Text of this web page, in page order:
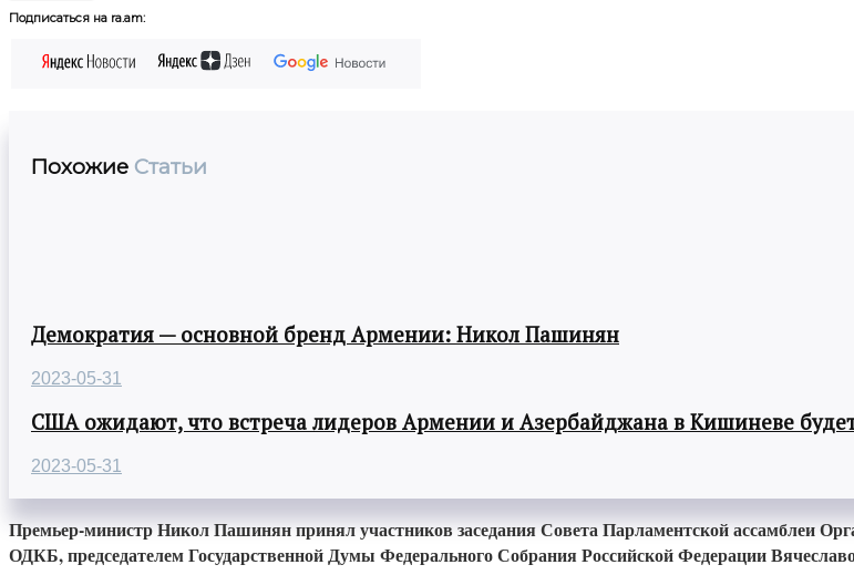
Подписаться на ra.am:
Похожие Статьи
Демократия — основной бренд Армении: Никол Пашинян
2023-05-31
США ожидают, что встреча лидеров Армении и Азербайджана в Кишиневе
2023-05-31
Премьер-министр Никол Пашинян принял участников заседания Совета Парламентской ассамблеи
ОДКБ, председателем Государственной Думы Федерального Собрания Российской Федерации